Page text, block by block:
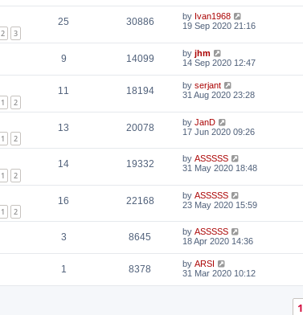
2 3
25 30886 by Ivan1968
19 Sep 2020 21:16
9 14099 by jhm
14 Sep 2020 12:47
1 2
11 18194 by serjant
31 Aug 2020 23:28
1 2
13 20078 by JanD
17 Jun 2020 09:26
1 2
14 19332 by ASSSSS
31 May 2020 18:48
1 2
16 22168 by ASSSSS
23 May 2020 15:59
3 8645 by ASSSSS
18 Apr 2020 14:36
1 8378 by ARSI
31 Mar 2020 10:12
1